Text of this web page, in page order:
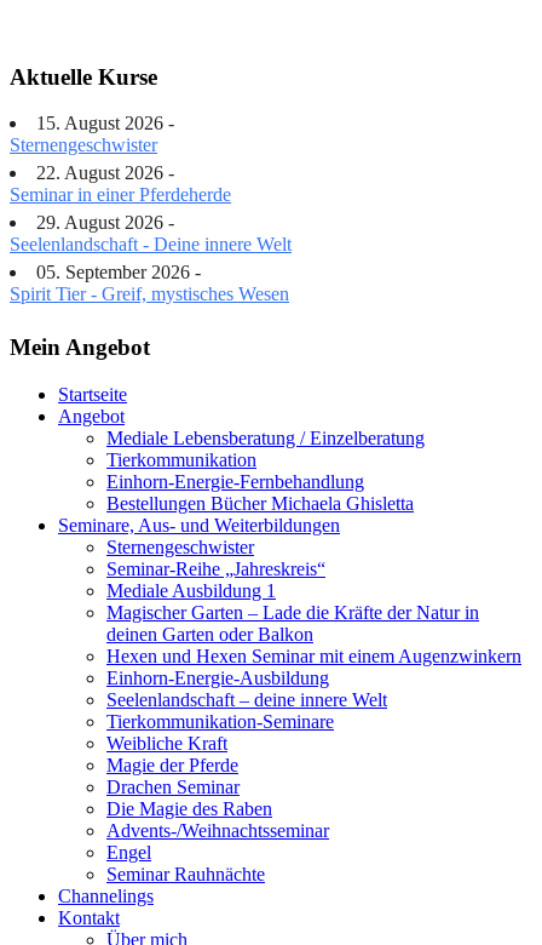
Aktuelle Kurse
15. August 2026 -
Sternengeschwister
22. August 2026 -
Seminar in einer Pferdeherde
29. August 2026 -
Seelenlandschaft - Deine innere Welt
05. September 2026 -
Spirit Tier - Greif, mystisches Wesen
Mein Angebot
Startseite
Angebot
Mediale Lebensberatung / Einzelberatung
Tierkommunikation
Einhorn-Energie-Fernbehandlung
Bestellungen Bücher Michaela Ghisletta
Seminare, Aus- und Weiterbildungen
Sternengeschwister
Seminar-Reihe „Jahreskreis“
Mediale Ausbildung 1
Magischer Garten – Lade die Kräfte der Natur in
deinen Garten oder Balkon
Hexen und Hexen Seminar mit einem Augenzwinkern
Einhorn-Energie-Ausbildung
Seelenlandschaft – deine innere Welt
Tierkommunikation-Seminare
Weibliche Kraft
Magie der Pferde
Drachen Seminar
Die Magie des Raben
Advents-/Weihnachtsseminar
Engel
Seminar Rauhnächte
Channelings
Kontakt
Über mich